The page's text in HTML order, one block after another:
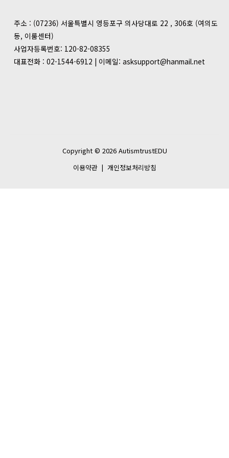
주소 : (07236) 서울특별시 영등포구 의사당대로 22 , 306호 (여의도
동, 이룸센터)
사업자등록번호: 120-82-08355
대표전화 : 02-1544-6912 | 이메일: asksupport@hanmail.net
Copyright © 2026 AutismtrustEDU
이용약관| 개인정보처리방침